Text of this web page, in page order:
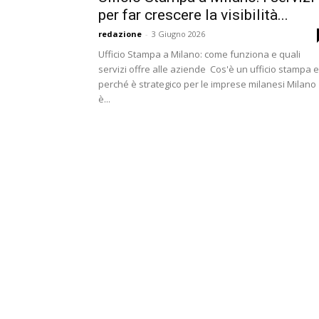
per far crescere la visibilità...
redazione - 3 Giugno 2026
Ufficio Stampa a Milano: come funziona e quali
servizi offre alle aziende Cos'è un ufficio stampa e
perché è strategico per le imprese milanesi Milano
è...